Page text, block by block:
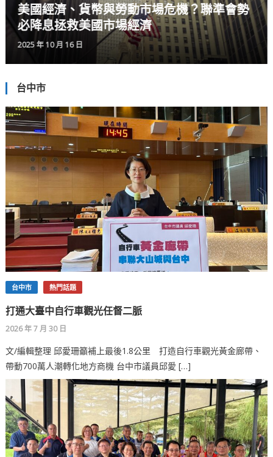
六都觀點 高雄市
高雄市長陳其邁施政報告 打造高雄新願景
2025 年 10 月 13 日
台中市
台中市 熱門話題
打通大臺中自行車觀光任督二脈
2026 年 7 月 30 日
文/編輯整理 邱愛珊籲補上最後1.8公里 打造自行車觀光黃金廊帶、
帶動700萬人潮轉化地方商機 台中市議員邱愛 […]